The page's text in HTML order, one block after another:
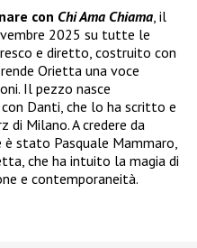
con Chi Ama Chiama, il
2025 su tutte le
e diretto, costruito con
Orietta una voce
Il pezzo nasce
Danti, che lo ha scritto e
di Milano. A credere da
stato Pasquale Mammaro,
che ha intuito la magia di
e contemporaneità.